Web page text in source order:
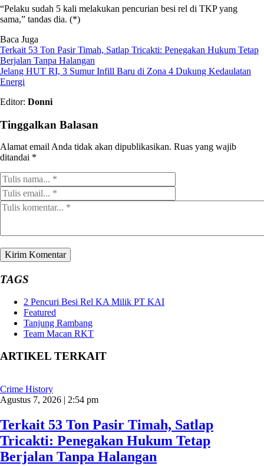
“Pelaku sudah 5 kali melakukan pencurian besi rel di TKP yang
sama,” tandas dia. (*)
Baca Juga
Terkait 53 Ton Pasir Timah, Satlap Tricakti: Penegakan Hukum Tetap
Berjalan Tanpa Halangan
Jelang HUT RI, 3 Sumur Infill Baru di Zona 4 Dukung Kedaulatan
Energi
Editor: Donni
Tinggalkan Balasan
Alamat email Anda tidak akan dipublikasikan. Ruas yang wajib
ditandai *
TAGS
2 Pencuri Besi Rel KA Milik PT KAI
Featured
Tanjung Rambang
Team Macan RKT
ARTIKEL TERKAIT
Crime History
Agustus 7, 2026 | 2:54 pm
Terkait 53 Ton Pasir Timah, Satlap
Tricakti: Penegakan Hukum Tetap
Berjalan Tanpa Halangan